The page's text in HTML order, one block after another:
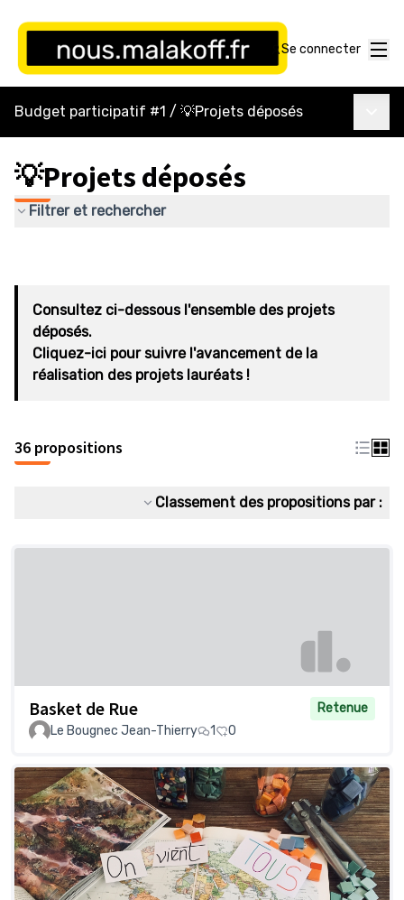
Se connecter
Budget participatif #1 / 💡Projets déposés
💡Projets déposés
Filtrer et rechercher
Consultez ci-dessous l'ensemble des projets
déposés.
Cliquez-ici pour suivre l'avancement de la
réalisation des projets lauréats !
36 propositions
Classement des propositions par :
Basket de Rue
Retenue
Le Bougnec Jean-Thierry
1 0